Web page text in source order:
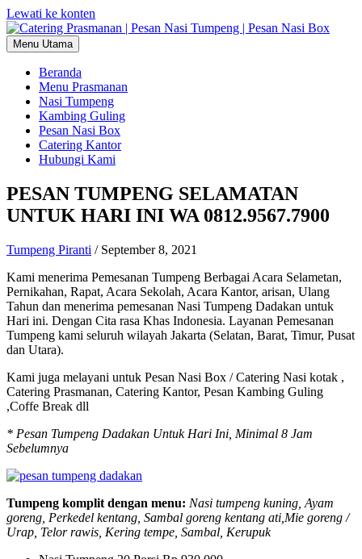
Lewati ke konten
Menu Utama
Beranda
Menu Prasmanan
Nasi Tumpeng
Kambing Guling
Pesan Nasi Box
Catering Kantor
Hubungi Kami
PESAN TUMPENG SELAMATAN
UNTUK HARI INI WA 0812.9567.7900
Tumpeng Piranti / September 8, 2021
Kami menerima Pemesanan Tumpeng Berbagai Acara Selametan,
Pernikahan, Rapat, Acara Sekolah, Acara Kantor, arisan, Ulang
Tahun dan menerima pemesanan Nasi Tumpeng Dadakan untuk
Hari ini. Dengan Cita rasa Khas Indonesia. Layanan Pemesanan
Tumpeng kami seluruh wilayah Jakarta (Selatan, Barat, Timur, Pusat
dan Utara).
Kami juga melayani untuk Pesan Nasi Box / Catering Nasi kotak ,
Catering Prasmanan, Catering Kantor, Pesan Kambing Guling
,Coffe Break dll
* Pesan Tumpeng Dadakan Untuk Hari Ini, Minimal 8 Jam
Sebelumnya
Tumpeng komplit dengan menu: Nasi tumpeng kuning, Ayam
goreng, Perkedel kentang, Sambal goreng kentang ati,Mie goreng /
Urap, Telor rawis, Kering tempe, Sambal, Kerupuk